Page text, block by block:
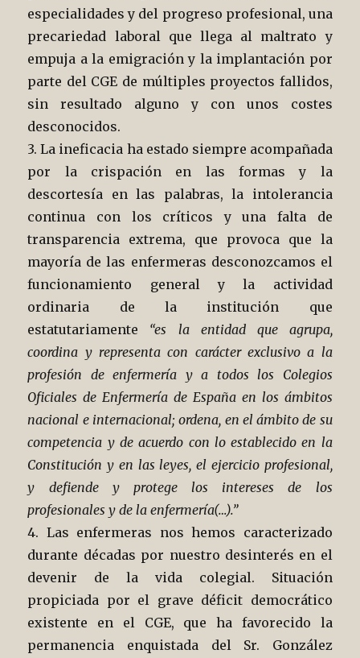
especialidades y del progreso profesional, una
precariedad laboral que llega al maltrato y
empuja a la emigración y la implantación por
parte del CGE de múltiples proyectos fallidos,
sin resultado alguno y con unos costes
desconocidos.
3. La ineficacia ha estado siempre acompañada
por la crispación en las formas y la
descortesía en las palabras, la intolerancia
continua con los críticos y una falta de
transparencia extrema, que provoca que la
mayoría de las enfermeras desconozcamos el
funcionamiento general y la actividad
ordinaria de la institución que
estatutariamente “es la entidad que agrupa,
coordina y representa con carácter exclusivo a la
profesión de enfermería y a todos los Colegios
Oficiales de Enfermería de España en los ámbitos
nacional e internacional; ordena, en el ámbito de su
competencia y de acuerdo con lo establecido en la
Constitución y en las leyes, el ejercicio profesional,
y defiende y protege los intereses de los
profesionales y de la enfermería(…).”
4. Las enfermeras nos hemos caracterizado
durante décadas por nuestro desinterés en el
devenir de la vida colegial. Situación
propiciada por el grave déficit democrático
existente en el CGE, que ha favorecido la
permanencia enquistada del Sr. González